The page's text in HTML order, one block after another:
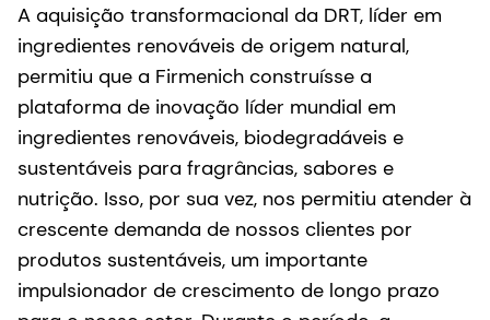
A aquisição transformacional da DRT, líder em
ingredientes renováveis de origem natural,
permitiu que a Firmenich construísse a
plataforma de inovação líder mundial em
ingredientes renováveis, biodegradáveis e
sustentáveis para fragrâncias, sabores e
nutrição. Isso, por sua vez, nos permitiu atender à
crescente demanda de nossos clientes por
produtos sustentáveis, um importante
impulsionador de crescimento de longo prazo